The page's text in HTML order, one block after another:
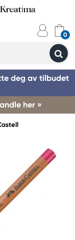
deg av tilbudet
her »